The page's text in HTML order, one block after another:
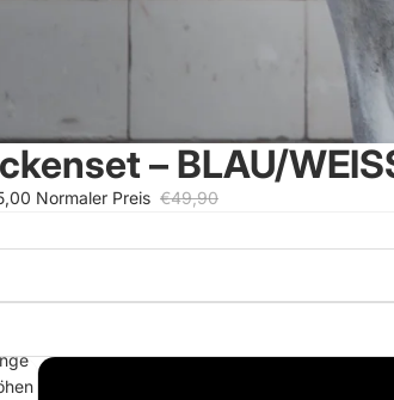
– BLAU/
Normaler Preis €49,90